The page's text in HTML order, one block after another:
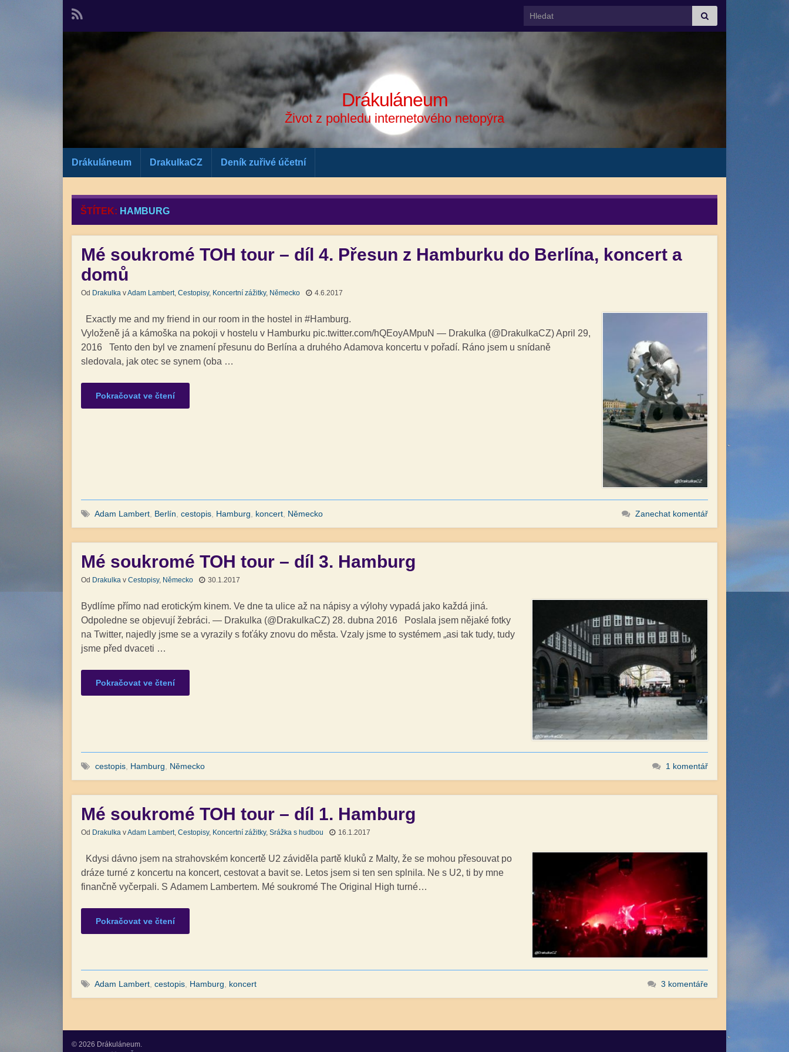
Search for:
Drákuláneum
Život z pohledu internetového netopýra
Drákuláneum DrakulkaCZ Deník zuřivé účetní
ŠTÍTEK: HAMBURG
Mé soukromé TOH tour – díl 4. Přesun z Hamburku do Berlína, koncert a
domů
Od Drakulka vAdam Lambert, Cestopisy, Koncertní zážitky, Německo 4.6.2017
Exactly me and my friend in our room in the hostel in #Hamburg.
Vyloženě já a kámoška na pokoji v hostelu v Hamburku pic.twitter.com/hQEoyAMpuN — Drakulka (@DrakulkaCZ) April 29,
2016 Tento den byl ve znamení přesunu do Berlína a druhého Adamova koncertu v pořadí. Ráno jsem u snídaně
sledovala, jak otec se synem (oba …
Pokračovat ve čtení
Adam Lambert Berlín cestopis Hamburg koncert Německo Zanechat komentář
Mé soukromé TOH tour – díl 3. Hamburg
Od Drakulka v Cestopisy, Německo 30.1.2017
Bydlíme přímo nad erotickým kinem. Ve dne ta ulice až na nápisy a výlohy vypadá jako každá jiná.
Odpoledne se objevují žebráci. — Drakulka (@DrakulkaCZ) 28. dubna 2016 Poslala jsem nějaké fotky
na Twitter, najedly jsme se a vyrazily s foťáky znovu do města. Vzaly jsme to systémem „asi tak tudy, tudy
jsme před dvaceti …
Pokračovat ve čtení
cestopis Hamburg Německo 1 komentář
Mé soukromé TOH tour – díl 1. Hamburg
Od Drakulka vAdam Lambert, Cestopisy, Koncertní zážitky, Srážka s hudbou 16.1.2017
Kdysi dávno jsem na strahovském koncertě U2 záviděla partě kluků z Malty, že se mohou přesouvat po
dráze turné z koncertu na koncert, cestovat a bavit se. Letos jsem si ten sen splnila. Ne s U2, ti by mne
finančně vyčerpali. S Adamem Lambertem. Mé soukromé The Original High turné…
Pokračovat ve čtení
Adam Lambert cestopis Hamburg koncert 3 komentáře
© 2026 Drákuláneum.